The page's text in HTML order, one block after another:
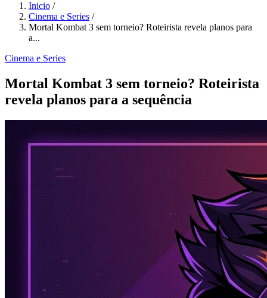
Inicio /
Cinema e Series /
Mortal Kombat 3 sem torneio? Roteirista revela planos para
a...
Cinema e Series
Mortal Kombat 3 sem torneio? Roteirista
revela planos para a sequência